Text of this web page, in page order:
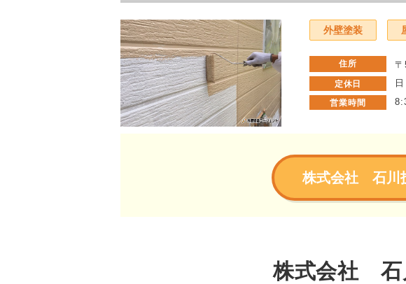
外壁塗装
住所
定休日 日
営業時間
株式会社 石川
株式会社 石